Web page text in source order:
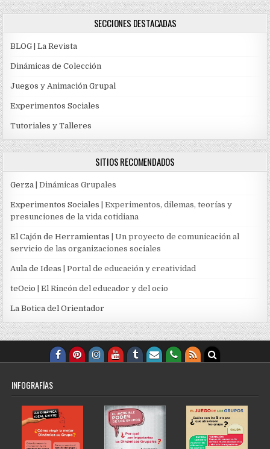
SECCIONES DESTACADAS
BLOG | La Revista
Dinámicas de Colección
Juegos y Animación Grupal
Experimentos Sociales
Tutoriales y Talleres
SITIOS RECOMENDADOS
Gerza | Dinámicas Grupales
Experimentos Sociales | Experimentos, dilemas, teorías y
presunciones de la vida cotidiana
El Cajón de Herramientas | Un proyecto de comunicación al
servicio de las organizaciones sociales
Aula de Ideas | Portal de educación y creatividad
teOcio | El Rincón del educador y del ocio
La Botica del Orientador
INFOGRAFÍAS